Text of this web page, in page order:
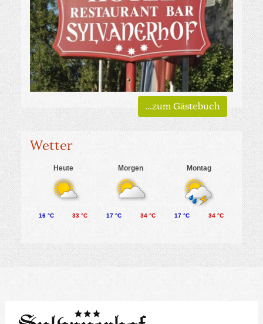
...zum Gästebuch
Wetter
Heute Morgen Montag
16 °C 33 °C 17 °C 34 °C 17 °C 34 °C